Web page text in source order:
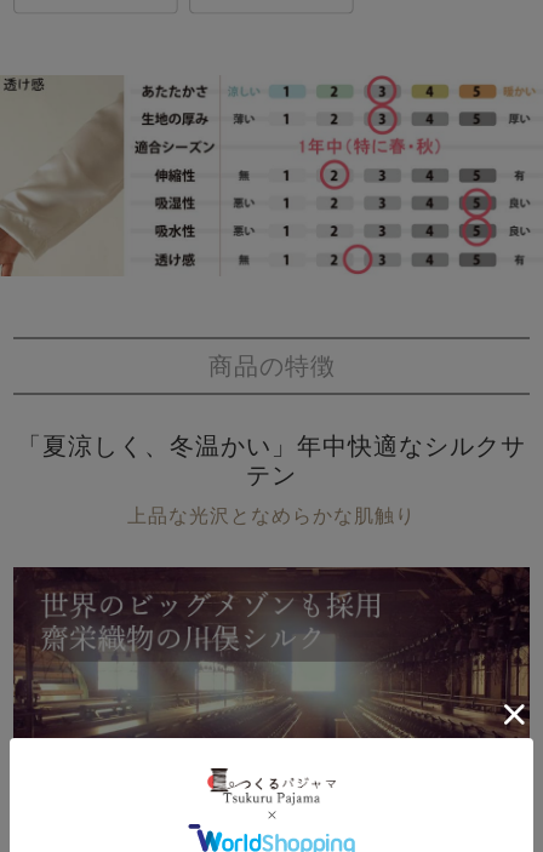
商品の特徴
「夏涼しく、冬温かい」年中快適なシルクサ
テン
上品な光沢となめらかな肌触り